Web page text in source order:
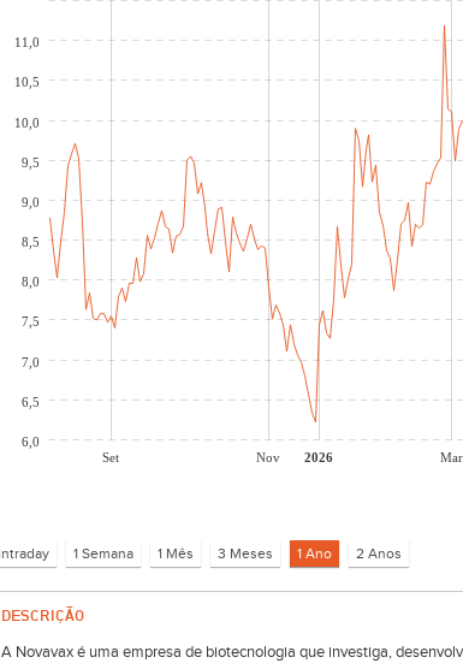
Set Nov 2026 Mar
6,0
6,5
7,0
7,5
8,0
8,5
9,0
9,5
10,0
10,5
11,0
DESCRIÇÃO
A Novavax é uma empresa de biotecnologia que investiga,